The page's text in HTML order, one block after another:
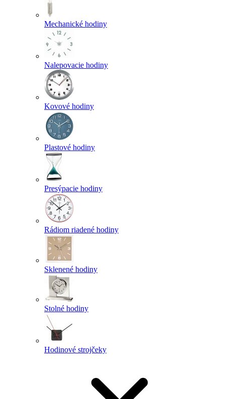
Mechanické hodiny
Nalepovacie hodiny
Kovové hodiny
Plastové hodiny
Presýpacie hodiny
Rádiom riadené hodiny
Sklenené hodiny
Stolné hodiny
Hodinové strojčeky